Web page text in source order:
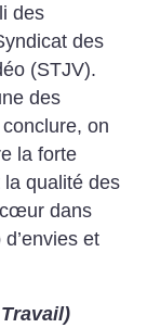
des
des
(STJV).
des
on
la forte
qualité des
dans
et